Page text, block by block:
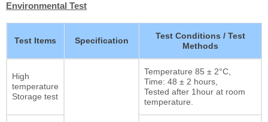
Environmental Test
Test Items Specification
Test Conditions / Test
Methods
High
temperature
Storage test
Temperature 85 ± 2°C,
Time: 48 ± 2 hours,
Tested after 1hour at room
temperature.